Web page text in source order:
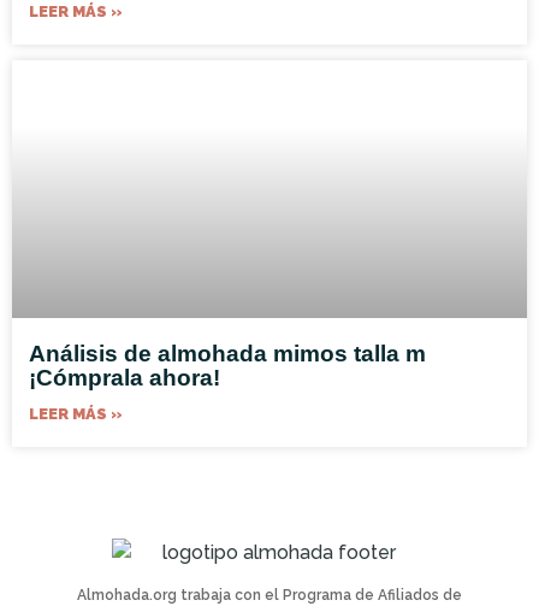
LEER MÁS »
Análisis de almohada mimos talla m
¡Cómprala ahora!
LEER MÁS »
Almohada.org trabaja con el Programa de Afiliados de